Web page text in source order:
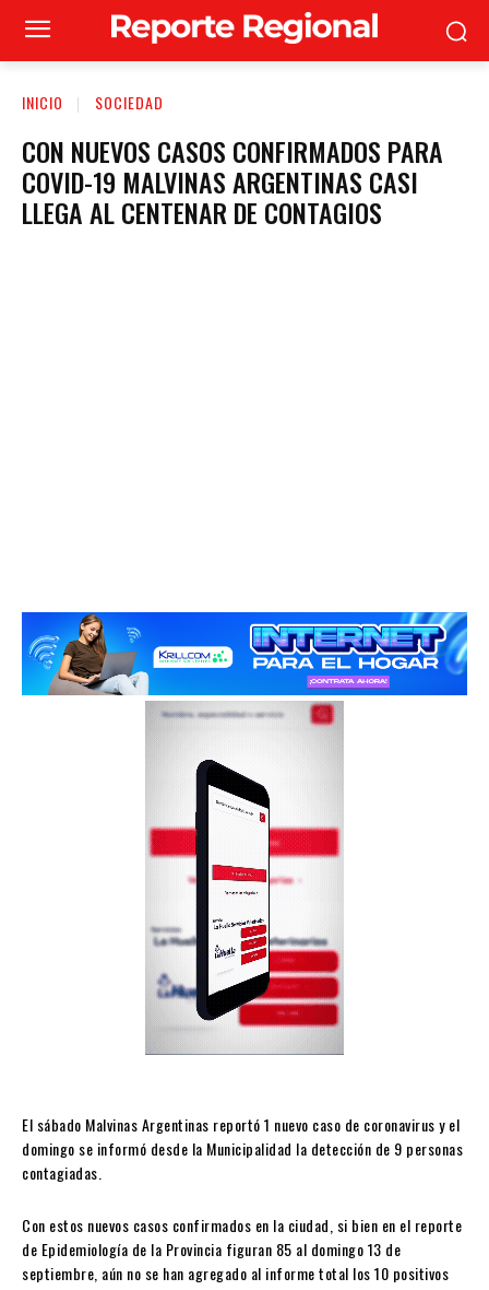
INICIO SOCIEDAD
CON NUEVOS CASOS CONFIRMADOS PARA
COVID-19 MALVINAS ARGENTINAS CASI
LLEGA AL CENTENAR DE CONTAGIOS
El sábado Malvinas Argentinas reportó 1 nuevo caso de coronavirus y el
domingo se informó desde la Municipalidad la detección de 9 personas
contagiadas.
Con estos nuevos casos confirmados en la ciudad, si bien en el reporte
de Epidemiología de la Provincia figuran 85 al domingo 13 de
septiembre, aún no se han agregado al informe total los 10 positivos